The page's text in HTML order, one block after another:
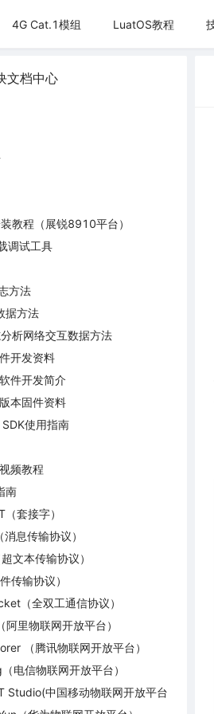
4G Cat.1模组 LuatOS教程
文档中心
教程（展锐8910平台）
调试工具
方法
据方法
析网络交互数据方法
开发资料
件开发简介
本固件资料
使用指南
频教程
南
（套接字）
息传输协议）
文本传输协议）
传输协议）
（全双工通信协议）
阿里物联网开放平台）
（腾讯物联网开放平台）
电信物联网开放平台）
Studio(中国移动物联网开放平台)